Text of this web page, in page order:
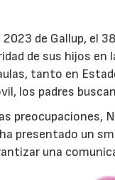
de Gallup, el
de sus hijos
tanto en
los padres
preocupaciones,
presentado un
una